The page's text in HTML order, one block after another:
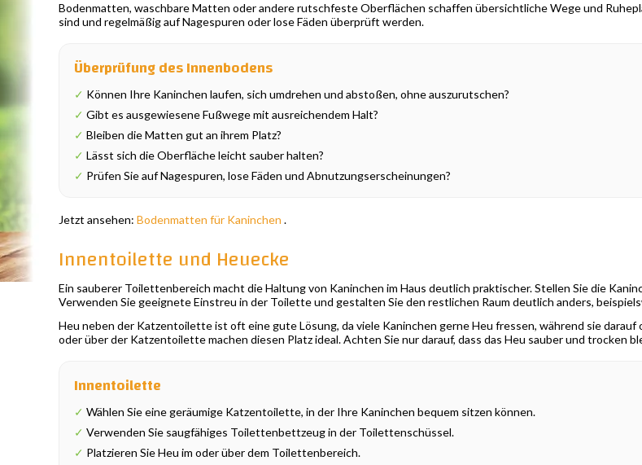
Bodenmatten, waschbare Matten oder andere rutschfeste Oberflächen schaffen übersichtliche Wege und
sind und regelmäßig auf Nagespuren oder lose Fäden überprüft werden.
Überprüfung des Innenbodens
✓ Können Ihre Kaninchen laufen, sich umdrehen und abstoßen, ohne auszurutschen?
✓ Gibt es ausgewiesene Fußwege mit ausreichendem Halt?
✓ Bleiben die Matten gut an ihrem Platz?
✓ Lässt sich die Oberfläche leicht sauber halten?
✓ Prüfen Sie auf Nagespuren, lose Fäden und Abnutzungserscheinungen?
Jetzt ansehen: Bodenmatten für Kaninchen .
Innentoilette und Heuecke
Ein sauberer Toilettenbereich macht die Haltung von Kaninchen im Haus deutlich praktischer. Stellen Sie die
Verwenden Sie geeignete Einstreu in der Toilette und gestalten Sie den restlichen Raum deutlich anders,
Heu neben der Katzentoilette ist oft eine gute Lösung, da viele Kaninchen gerne Heu fressen, während sie
oder über der Katzentoilette machen diesen Platz ideal. Achten Sie nur darauf, dass das Heu sauber und trocken
Innentoilette
✓ Wählen Sie eine geräumige Katzentoilette, in der Ihre Kaninchen bequem sitzen können.
✓ Verwenden Sie saugfähiges Toilettenbettzeug in der Toilettenschüssel.
✓ Platzieren Sie Heu im oder über dem Toilettenbereich.